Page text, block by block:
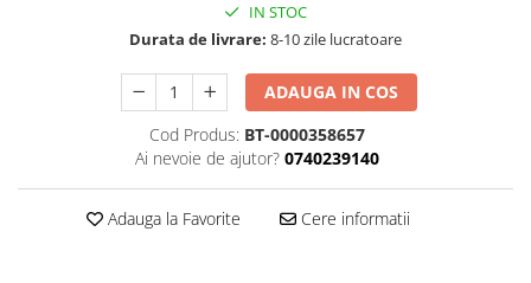
IN STOC
Durata de livrare: 8-10 zile lucratoare
ADAUGA IN COS
Cod Produs: BT-0000358657
Ai nevoie de ajutor? 0740239140
Adauga la Favorite Cere informatii